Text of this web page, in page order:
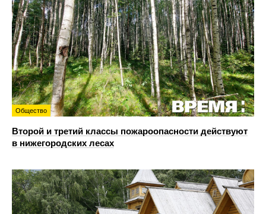
Общество
Второй и третий классы пожароопасности действуют
в нижегородских лесах